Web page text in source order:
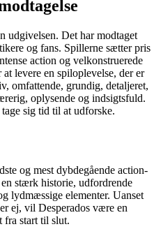
udgivelsen. Det har modtaget
og fans. Spillerne sætter pris
action og velkonstruerede
levere en spiloplevelse, der er
omfattende, grundig, detaljeret,
oplysende og indsigtsfuld.
sig tid til at udforske.
og mest dybdegående action-
stærk historie, udfordrende
lydmæssige elementer. Uanset
ej, vil Desperados være en
fra start til slut.